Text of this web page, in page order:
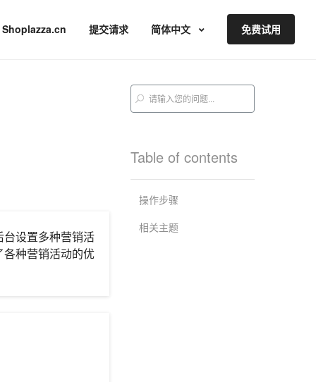
Shoplazza.cn 提交请求 简体中文 免费试用
设置多种营销活
种营销活动的优
Table of contents
操作步骤
相关主题